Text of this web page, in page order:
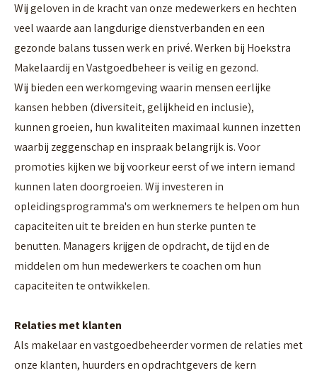
Wij geloven in de kracht van onze medewerkers en hechten
veel waarde aan langdurige dienstverbanden en een
gezonde balans tussen werk en privé. Werken bij Hoekstra
Makelaardij en Vastgoedbeheer is veilig en gezond.
Wij bieden een werkomgeving waarin mensen eerlijke
kansen hebben (diversiteit, gelijkheid en inclusie),
kunnen groeien, hun kwaliteiten maximaal kunnen inzetten
waarbij zeggenschap en inspraak belangrijk is. Voor
promoties kijken we bij voorkeur eerst of we intern iemand
kunnen laten doorgroeien. Wij investeren in
opleidingsprogramma's om werknemers te helpen om hun
capaciteiten uit te breiden en hun sterke punten te
benutten. Managers krijgen de opdracht, de tijd en de
middelen om hun medewerkers te coachen om hun
capaciteiten te ontwikkelen.
Relaties met klanten
Als makelaar en vastgoedbeheerder vormen de relaties met
onze klanten, huurders en opdrachtgevers de kern